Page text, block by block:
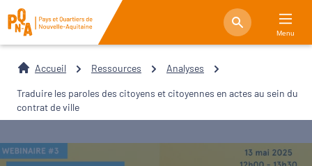
Menu
Accueil Ressources Analyses
Traduire les paroles des citoyens et citoyennes en actes au sein du
contrat de ville